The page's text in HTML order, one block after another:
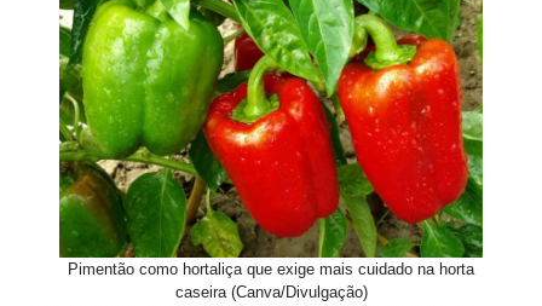
Pimentão como hortaliça que exige mais cuidado na horta
caseira (Canva/Divulgação)